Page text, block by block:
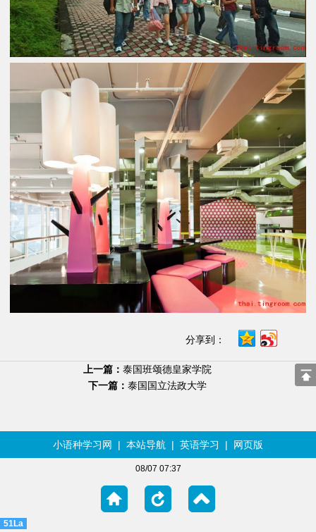
分享到：
上一篇： 泰国班颂德皇家学院
下一篇： 泰国国立法政大学
小语种学习网 | 本站导航 | 英语学习 | 网页版
08/07 07:37
51La